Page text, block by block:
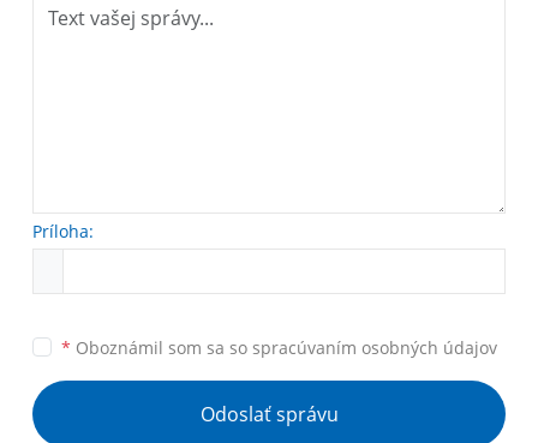
Príloha:
* Oboznámil som sa so spracúvaním osobných údajov
Odoslať správu